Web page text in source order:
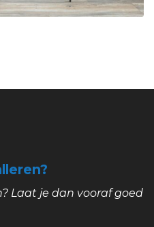
Laat je dan vooraf goed